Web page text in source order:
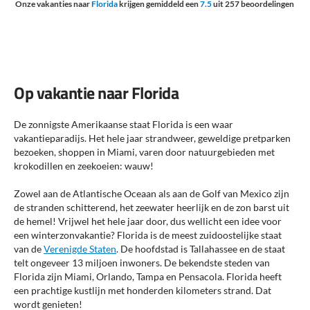
Onze vakanties naarFloridakrijgen gemiddeld een7.5uit257beoordelingen
Op vakantie naar Florida
De zonnigste Amerikaanse staat Florida is een waar
vakantieparadijs. Het hele jaar strandweer, geweldige pretparken
bezoeken, shoppen in Miami, varen door natuurgebieden met
krokodillen en zeekoeien: wauw!
Zowel aan de Atlantische Oceaan als aan de Golf van Mexico zijn
de stranden schitterend, het zeewater heerlijk en de zon barst uit
de hemel! Vrijwel het hele jaar door, dus wellicht een idee voor
een winterzonvakantie? Florida is de meest zuidoostelijke staat
van deVerenigde Staten. De hoofdstad is Tallahassee en de staat
telt ongeveer 13 miljoen inwoners. De bekendste steden van
Florida zijn Miami, Orlando, Tampa en Pensacola. Florida heeft
een prachtige kustlijn met honderden kilometers strand. Dat
wordt genieten!